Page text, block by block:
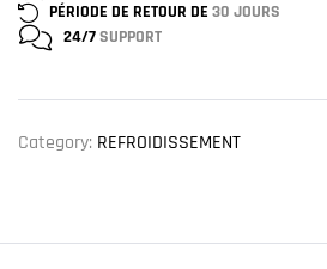
PÉRIODE DE RETOUR DE 30 JOURS
24/7SUPPORT
Category: REFROIDISSEMENT